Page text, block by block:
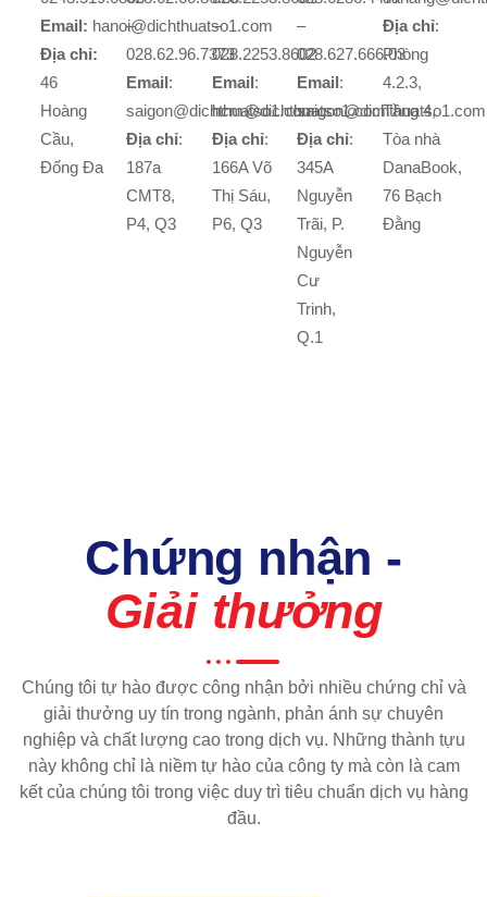
Email: hanoi@dichthuatso1.com
Địa chỉ:
46
Hoàng
Cầu,
Đống Đa
–
028.62.96.7373
Email:
saigon@dichthuatso1.com
Địa chỉ:
187a
CMT8,
P4, Q3
–
028.2253.8602
Email:
hcm@dichthuatso1.com
Địa chỉ:
166A Võ
Thị Sáu,
P6, Q3
–
028.627.666.03
Email:
saigon@dichthuatso1.com
Địa chỉ:
345A
Nguyễn
Trãi, P.
Nguyễn
Cư
Trinh,
Q.1
Địa chỉ:
Phòng
4.2.3,
Tầng 4,
Tòa nhà
DanaBook,
76 Bạch
Đằng
Chứng nhận -
Giải thưởng
Chúng tôi tự hào được công nhận bởi nhiều chứng chỉ và
giải thưởng uy tín trong ngành, phản ánh sự chuyên
nghiệp và chất lượng cao trong dịch vụ. Những thành tựu
này không chỉ là niềm tự hào của công ty mà còn là cam
kết của chúng tôi trong việc duy trì tiêu chuẩn dịch vụ hàng
đầu.